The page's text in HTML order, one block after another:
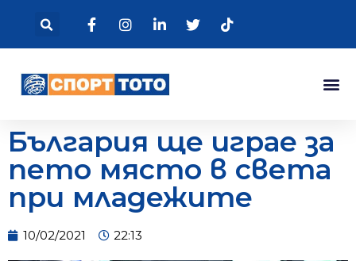
България ще играе за
пето място в света
при младежите
10/02/2021 22:13